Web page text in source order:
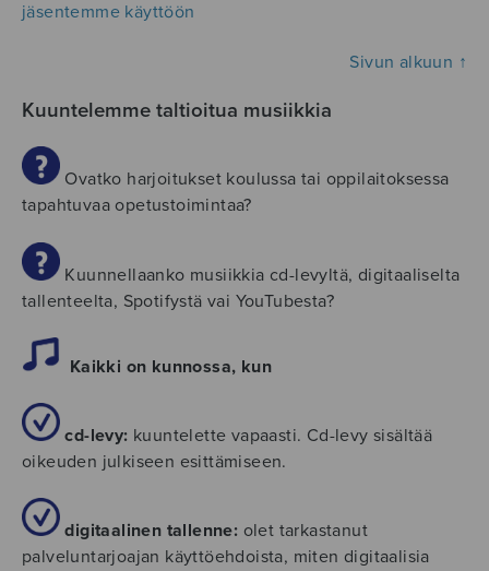
jäsentemme käyttöön
Sivun alkuun ↑
Kuuntelemme taltioitua musiikkia
Ovatko harjoitukset koulussa tai oppilaitoksessa
tapahtuvaa opetustoimintaa?
Kuunnellaanko musiikkia cd-levyltä, digitaaliselta
tallenteelta, Spotifystä vai YouTubesta?
Kaikki on kunnossa, kun
cd-levy: kuuntelette vapaasti. Cd-levy sisältää
oikeuden julkiseen esittämiseen.
digitaalinen tallenne: olet tarkastanut
palveluntarjoajan käyttöehdoista, miten digitaalisia